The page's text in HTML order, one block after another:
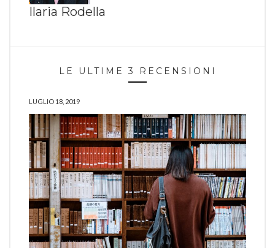
Ilaria Rodella
LE ULTIME 3 RECENSIONI
LUGLIO 18, 2019